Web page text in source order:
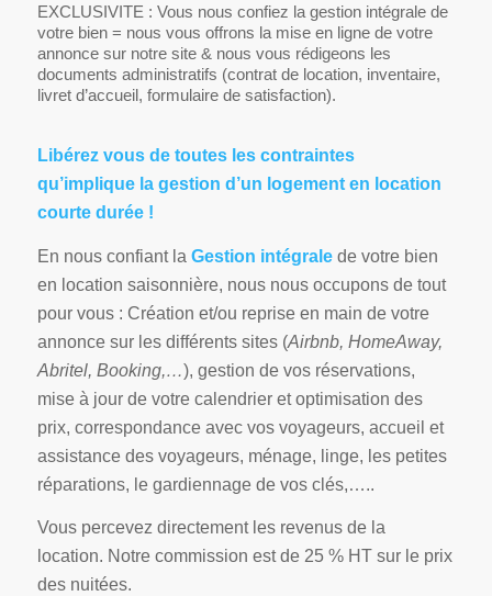
EXCLUSIVITE : Vous nous confiez la gestion intégrale de
votre bien = nous vous offrons la mise en ligne de votre
annonce sur notre site & nous vous rédigeons les
documents administratifs (contrat de location, inventaire,
livret d’accueil, formulaire de satisfaction).
Libérez vous de toutes les contraintes
qu’implique la gestion d’un logement en location
courte durée !
En nous confiant la Gestion intégralede votre bien
en location saisonnière, nous nous occupons de tout
pour vous : Création et/ou reprise en main de votre
annonce sur les différents sites (Airbnb, HomeAway,
Abritel, Booking,…), gestion de vos réservations,
mise à jour de votre calendrier et optimisation des
prix, correspondance avec vos voyageurs, accueil et
assistance des voyageurs, ménage, linge, les petites
réparations, le gardiennage de vos clés,…..
Vous percevez directement les revenus de la
location. Notre commission est de 25 % HT sur le prix
des nuitées.